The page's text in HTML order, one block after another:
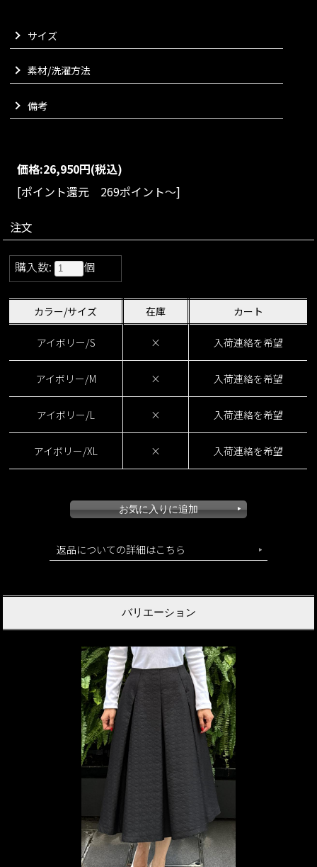
厚手すぎない程よい質感でロングシーズンお楽しみいただけま
す。
VARIATION
サイズ
素材/洗濯方法
備考
価格:26,950円(税込)
[ポイント還元 269ポイント～]
注文
購入数: 個
カラー/サイズ 在庫 カート
アイボリー/S × 入荷連絡を希望
アイボリー/M × 入荷連絡を希望
アイボリー/L × 入荷連絡を希望
アイボリー/XL × 入荷連絡を希望
返品についての詳細はこちら
バリエーション